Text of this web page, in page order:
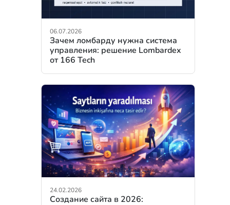
06.07.2026
Зачем ломбарду нужна система
управления: решение Lombardex
от 166 Tech
24.02.2026
Создание сайта в 2026: